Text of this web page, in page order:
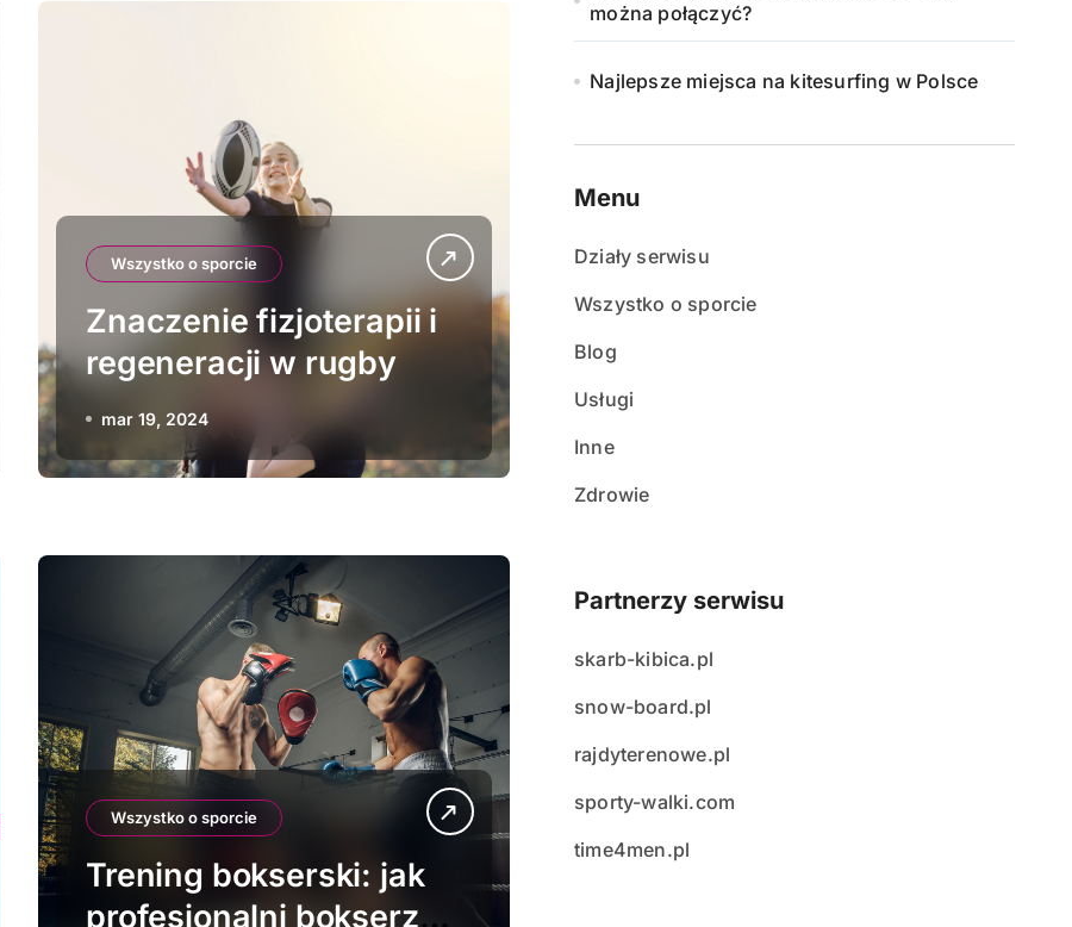
Wszystko o sporcie
Znaczenie fizjoterapii i
regeneracji w rugby
mar 19, 2024
Wszystko o sporcie
Trening bokserski: jak
profesjonalni bokserzy
można połączyć?
Najlepsze miejsca na kitesurfing w Polsce
Menu
Działy serwisu
Wszystko o sporcie
Blog
Usługi
Inne
Zdrowie
Partnerzy serwisu
skarb-kibica.pl
snow-board.pl
rajdyterenowe.pl
sporty-walki.com
time4men.pl